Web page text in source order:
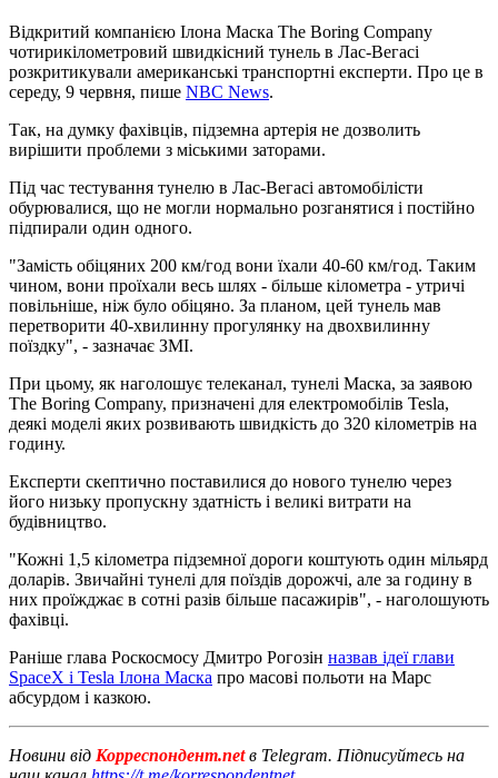
Відкритий компанією Ілона Маска The Boring Company
чотирикілометровий швидкісний тунель в Лас-Вегасі
розкритикували американські транспортні експерти. Про це в
середу, 9 червня, пише NBC News.
Так, на думку фахівців, підземна артерія не дозволить
вирішити проблеми з міськими заторами.
Під час тестування тунелю в Лас-Вегасі автомобілісти
обурювалися, що не могли нормально розганятися і постійно
підпирали один одного.
"Замість обіцяних 200 км/год вони їхали 40-60 км/год. Таким
чином, вони проїхали весь шлях - більше кілометра - утричі
повільніше, ніж було обіцяно. За планом, цей тунель мав
перетворити 40-хвилинну прогулянку на двохвилинну
поїздку", - зазначає ЗМІ.
При цьому, як наголошує телеканал, тунелі Маска, за заявою
The Boring Company, призначені для електромобілів Tesla,
деякі моделі яких розвивають швидкість до 320 кілометрів на
годину.
Експерти скептично поставилися до нового тунелю через
його низьку пропускну здатність і великі витрати на
будівництво.
"Кожні 1,5 кілометра підземної дороги коштують один мільярд
доларів. Звичайні тунелі для поїздів дорожчі, але за годину в
них проїжджає в сотні разів більше пасажирів", - наголошують
фахівці.
Раніше глава Роскосмосу Дмитро Рогозін назвав ідеї глави
SpaceX і Tesla Ілона Маска про масові польоти на Марс
абсурдом і казкою.
Новини від Корреспондент.netв Telegram. Підписуйтесь на